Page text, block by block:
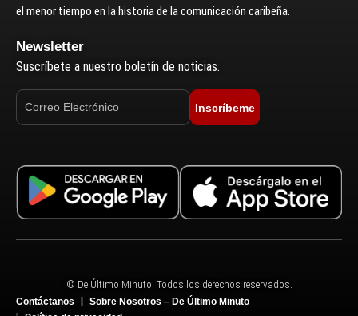
el menor tiempo en la historia de la comunicación caribeña.
Newsletter
Suscríbete a nuestro boletín de noticias.
Inscríbeme
© De Último Minuto. Todos los derechos reservados.
Contáctanos
Sobre Nosotros – De Último Minuto